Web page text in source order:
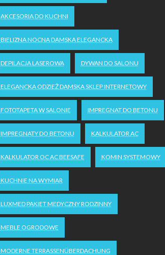
AKCESORIA DO KUCHNI
BIELIZNA NOCNA DAMSKA ELEGANCKA
DEPILACJA LASEROWA DYWAN DO SALONU
ELEGANCKA ODZIEŻ DAMSKA SKLEP INTERNETOWY
FOTOTAPETA W SALONIE IMPREGNAT DO BETONU
IMPREGNATY DO BETONU KALKULATOR AC
KALKULATOR OC AC BEESAFE KOMIN SYSTEMOWY
KUCHNIE NA WYMIAR
LUXMED PAKIET MEDYCZNY RODZINNY
MEBLE OGRODOWE
MODERNE TERRASSENÜBERDACHUNG